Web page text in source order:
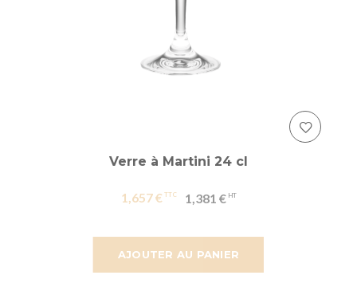
AJOUTER AU PANIER
Verre à Martini 24 cl
1,657 € 1,381 €